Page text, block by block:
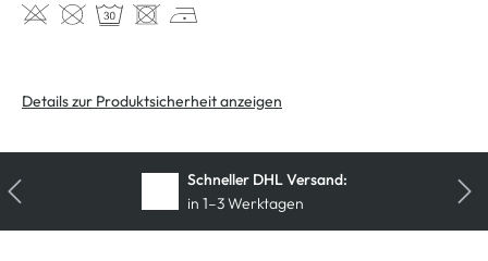
Details zur Produktsicherheit anzeigen
Kostenfreie Rücksendung
innerhalb 14 Tage